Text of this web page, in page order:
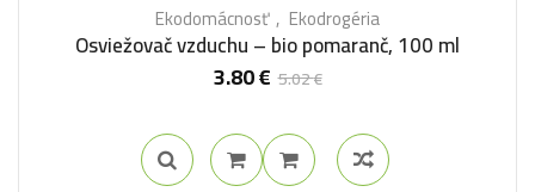
Ekodomácnosť Ekodrogéria
Osviežovač vzduchu – bio pomaranč, 100 ml
5.02€
3.80€